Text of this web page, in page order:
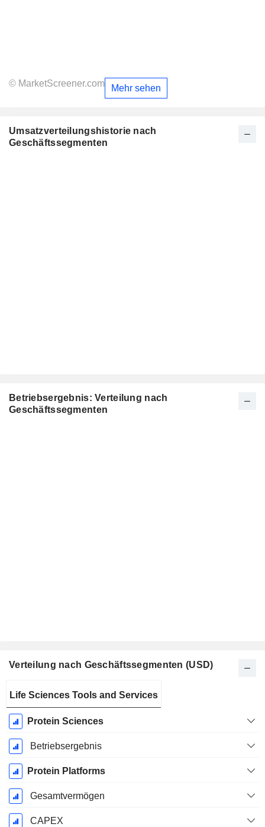
© MarketScreener.com Mehr sehen
Umsatzverteilungshistorie nach
Geschäftssegmenten
Betriebsergebnis: Verteilung nach
Geschäftssegmenten
Verteilung nach Geschäftssegmenten (USD)
Geschäftsjahres:
Life Sciences Tools and Services
Protein Sciences
Betriebsergebnis
Protein Platforms
Gesamtvermögen
CAPEX